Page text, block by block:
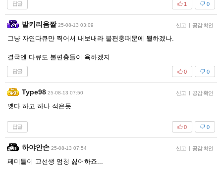
답글 0
1
발키리움짤 25-08-13 03:09 신고 | 공감 확인
그냥 자연다큐만 찍어서 내보내라 불편충때문에 뭘하겠나.
결국엔 다큐도 불편충들이 욕하겠지
답글 0
0
Type98 25-08-13 07:50 신고 | 공감 확인
옛다 하고 하나 적은듯
답글 0
0
하야안손 25-08-13 07:54 신고 | 공감 확인
페미들이 고선생 엄청 싫어하죠...